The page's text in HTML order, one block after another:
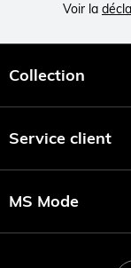
Voir la
Collection
Service client
MS Mode